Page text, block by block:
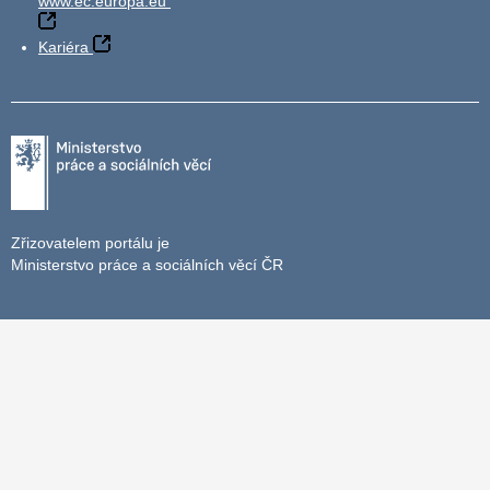
Kariéra
Zřizovatelem portálu je
Ministerstvo práce a sociálních věcí ČR